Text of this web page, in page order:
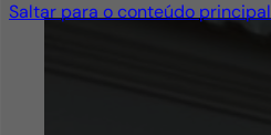
Saltar para o conteúdo principal